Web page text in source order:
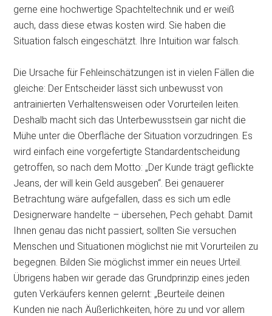
gerne eine hochwertige Spachteltechnik und er weiß
auch, dass diese etwas kosten wird. Sie haben die
Situation falsch eingeschätzt. Ihre Intuition war falsch.
Die Ursache für Fehleinschätzungen ist in vielen Fällen die
gleiche: Der Entscheider lässt sich unbewusst von
antrainierten Verhaltensweisen oder Vorurteilen leiten.
Deshalb macht sich das Unterbewusstsein gar nicht die
Mühe unter die Oberfläche der Situation vorzudringen. Es
wird einfach eine vorgefertigte Standardentscheidung
getroffen, so nach dem Motto: „Der Kunde trägt geflickte
Jeans, der will kein Geld ausgeben“. Bei genauerer
Betrachtung wäre aufgefallen, dass es sich um edle
Designerware handelte – übersehen, Pech gehabt. Damit
Ihnen genau das nicht passiert, sollten Sie versuchen
Menschen und Situationen möglichst nie mit Vorurteilen zu
begegnen. Bilden Sie möglichst immer ein neues Urteil.
Übrigens haben wir gerade das Grundprinzip eines jeden
guten Verkäufers kennen gelernt: „Beurteile deinen
Kunden nie nach Äußerlichkeiten, höre zu und vor allem